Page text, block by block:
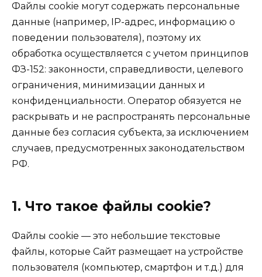
Файлы cookie могут содержать персональные
данные (например, IP-адрес, информацию о
поведении пользователя), поэтому их
обработка осуществляется с учетом принципов
ФЗ-152: законности, справедливости, целевого
ограничения, минимизации данных и
конфиденциальности. Оператор обязуется не
раскрывать и не распространять персональные
данные без согласия субъекта, за исключением
случаев, предусмотренных законодательством
РФ.
1. Что такое файлы cookie?
Файлы cookie — это небольшие текстовые
файлы, которые Сайт размещает на устройстве
пользователя (компьютер, смартфон и т.д.) для